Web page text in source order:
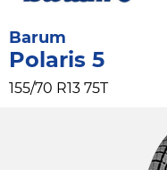
Barum
Polaris 5
155/70 R13 75T